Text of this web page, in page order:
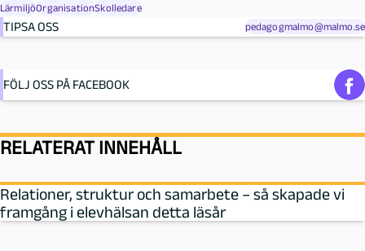
LärmiljöOrganisationSkolledare
TIPSA OSS pedagogmalmo@malmo.se
FÖLJ OSS PÅ FACEBOOK
RELATERAT INNEHÅLL
Relationer, struktur och samarbete – så skapade vi
framgång i elevhälsan detta läsår